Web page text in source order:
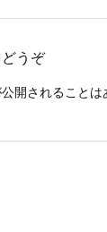
うぞ
開されることは